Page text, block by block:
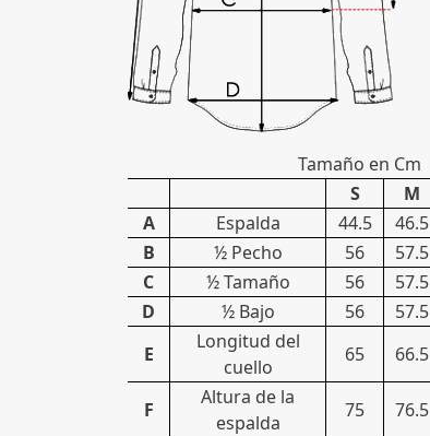
Tamaño en Cm
S
M
A
Espalda 44.5 46.5
B
½ Pecho 56 57.5
C
½ Tamaño 56 57.5
D
½ Bajo 56 57.5
E
Longitud del
cuello
65 66.5
F
Altura de la
espalda
75 76.5